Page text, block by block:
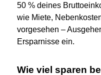
50 % deines
wie Miete,
vorgesehen –
Ersparnisse ein.
Wie viel sparen